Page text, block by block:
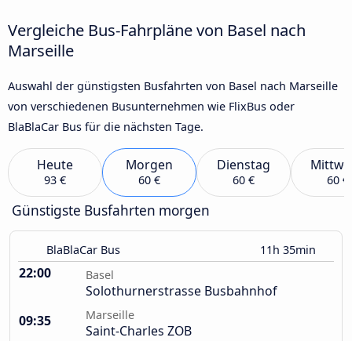
Vergleiche Bus-Fahrpläne von Basel nach
Marseille
Auswahl der günstigsten Busfahrten von Basel nach Marseille
von verschiedenen Busunternehmen wie FlixBus oder
BlaBlaCar Bus für die nächsten Tage.
Heute
93 €
Morgen
60 €
Dienstag
60 € 60 €
Günstigste Busfahrten morgen
BlaBlaCar Bus 11h 35min
22:00 Basel
Solothurnerstrasse Busbahnhof
09:35
Marseille
Saint-Charles ZOB